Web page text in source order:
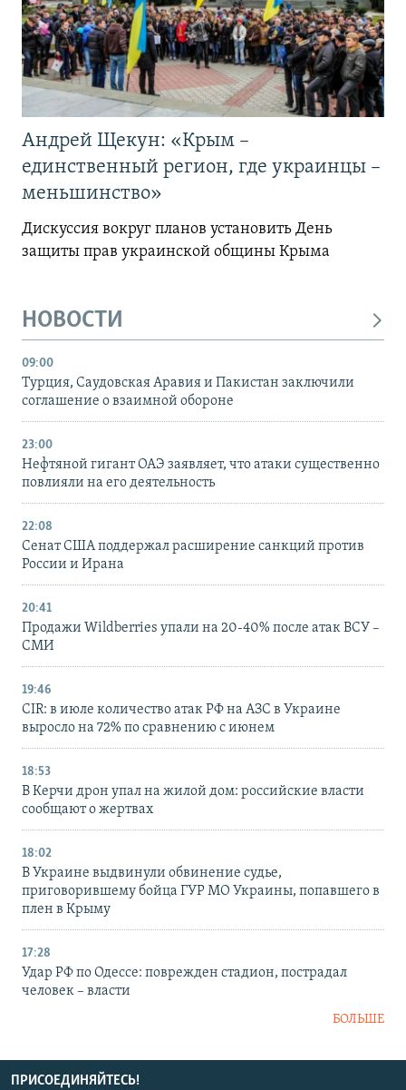
Андрей Щекун: «Крым –
единственный регион, где украинцы –
меньшинство»
Дискуссия вокруг планов установить День
защиты прав украинской общины Крыма
НОВОСТИ
09:00
Турция, Саудовская Аравия и Пакистан заключили
соглашение о взаимной обороне
23:00
Нефтяной гигант ОАЭ заявляет, что атаки существенно
повлияли на его деятельность
22:08
Сенат США поддержал расширение санкций против
России и Ирана
20:41
Продажи Wildberries упали на 20-40% после атак ВСУ –
СМИ
19:46
CIR: в июле количество атак РФ на АЗС в Украине
выросло на 72% по сравнению с июнем
18:53
В Керчи дрон упал на жилой дом: российские власти
сообщают о жертвах
18:02
В Украине выдвинули обвинение судье,
приговорившему бойца ГУР МО Украины, попавшего в
плен в Крыму
17:28
Удар РФ по Одессе: поврежден стадион, пострадал
человек – власти
БОЛЬШЕ
ПРИСОЕДИНЯЙТЕСЬ!